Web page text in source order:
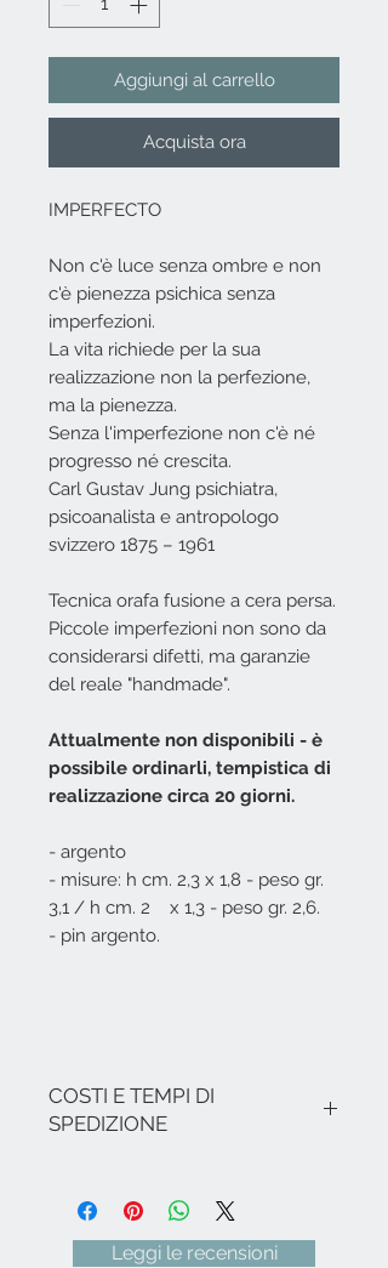
Aggiungi al carrello
Acquista ora
IMPERFECTO
Non c'è luce senza ombre e non
c'è pienezza psichica senza
imperfezioni.
La vita richiede per la sua
realizzazione non la perfezione,
ma la pienezza.
Senza l'imperfezione non c'è né
progresso né crescita.
Carl Gustav Jung psichiatra,
psicoanalista e antropologo
svizzero 1875 – 1961
Tecnica orafa fusione a cera persa.
Piccole imperfezioni non sono da
considerarsi difetti, ma garanzie
del reale "handmade".
Attualmente non disponibili - è
possibile ordinarli, tempistica di
realizzazione circa 20 giorni.
- argento
- misure: h cm. 2,3 x 1,8 - peso gr.
3,1 / h cm. 2 x 1,3 - peso gr. 2,6.
- pin argento.
COSTI E TEMPI DI
SPEDIZIONE
corso, le spese di spedizione per
l'Italia sono le seguenti: € 8,00 per
tutte le Regioni (ad eccezione di
Leggi le recensioni